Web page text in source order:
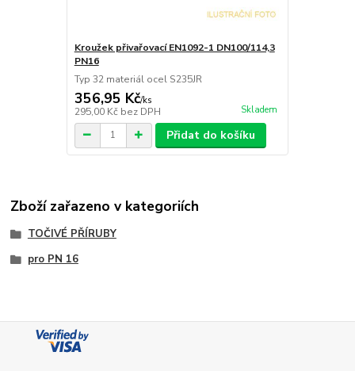
Kroužek přivařovací EN1092-1 DN100/114,3
PN16
Typ 32 materiál ocel S235JR
356,95 Kč/ks
295,00 Kč bez DPH Skladem
Přidat do košíku
Zboží zařazeno v kategoriích
TOČIVÉ PŘÍRUBY
pro PN 16